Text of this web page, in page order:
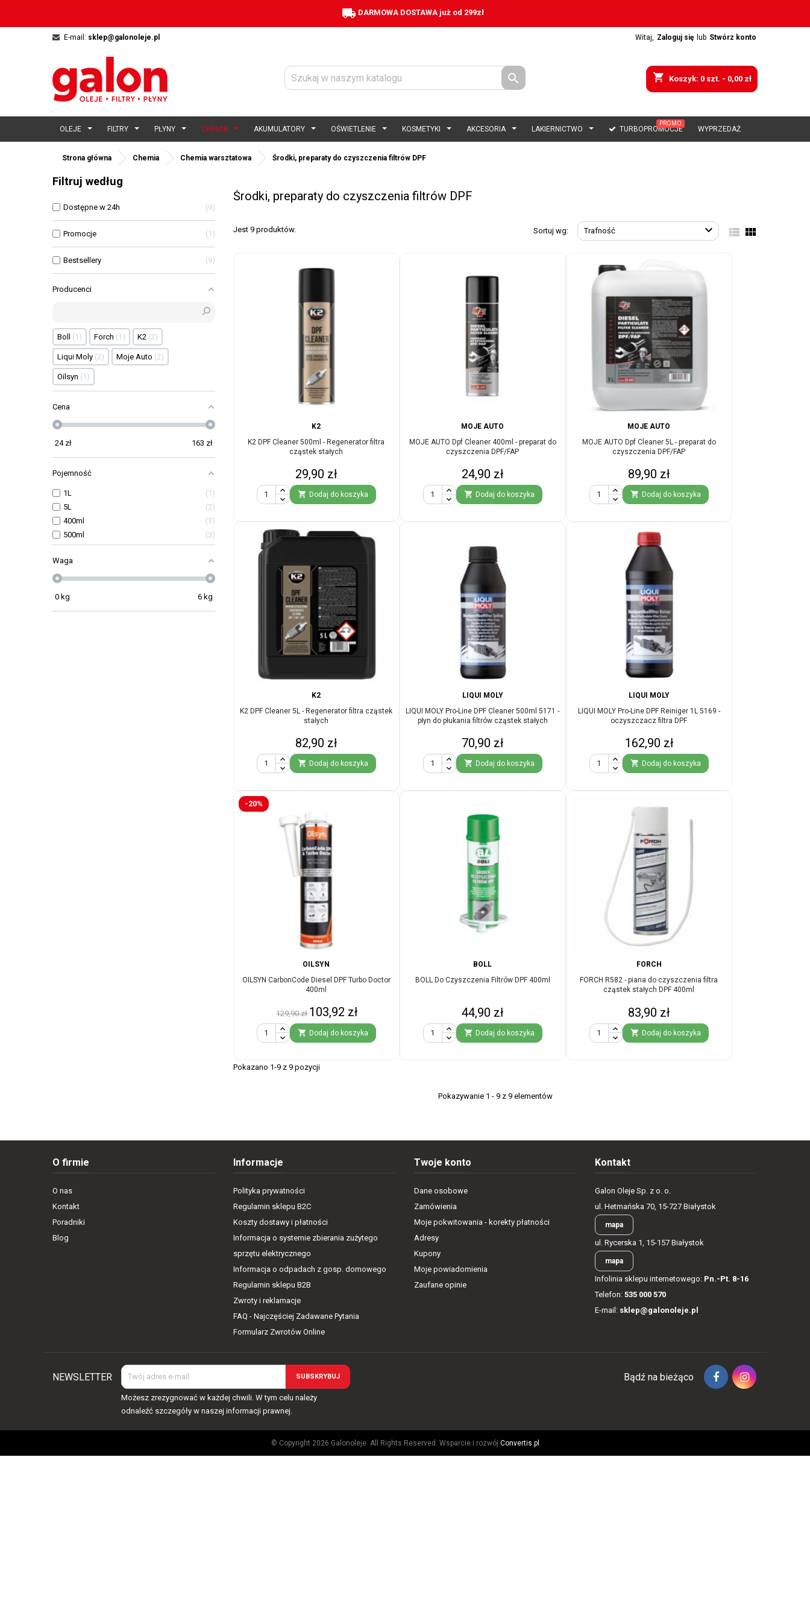
local_shipping DARMOWA DOSTAWA już od 299zł
E-mail: sklep@galonoleje.pl Witaj, Zaloguj się lub Stwórz konto
shopping_cart Koszyk: 0 szt. - 0,00 zł

OLEJE FILTRY PŁYNY CHEMIA AKUMULATORY OŚWIETLENIE KOSMETYKI AKCESORIA LAKIERNICTWO TURBOPROMOCJE
PROMO
WYPRZEDAŻ
Strona główna Chemia Chemia warsztatowa Środki, preparaty do czyszczenia filtrów DPF
Filtruj według
Dostępne w 24h 9
Promocje 1
Bestsellery 9
Producenci
Boll 1 Forch 1 K2 2
Liqui Moly 2 Moje Auto 2
Oilsyn 1
Cena
24zł 163 zł
Pojemność
1L
1
5L
2
400ml
3
500ml
3
Waga
0 kg 6 kg
Środki, preparaty do czyszczenia filtrów DPF
Jest 9 produktów. Sortuj wg: Trafność   
K2
K2 DPF Cleaner 500ml - Regenerator filtra
cząstek stałych
Cena
29,90 zł
 Dodaj do koszyka
MOJE AUTO
MOJE AUTO Dpf Cleaner 400ml - preparat do
czyszczenia DPF/FAP
Cena
24,90 zł
 Dodaj do koszyka
MOJE AUTO
MOJE AUTO Dpf Cleaner 5L - preparat do
czyszczenia DPF/FAP
Cena
89,90 zł
 Dodaj do koszyka
K2
K2 DPF Cleaner 5L - Regenerator filtra cząstek
stałych
Cena
82,90 zł
 Dodaj do koszyka
LIQUI MOLY
LIQUI MOLY Pro-Line DPF Cleaner 500ml 5171 -
płyn do płukania filtrów cząstek stałych
Cena
70,90 zł
 Dodaj do koszyka
LIQUI MOLY
LIQUI MOLY Pro-Line DPF Reiniger 1L 5169 -
oczyszczacz filtra DPF
Cena
162,90 zł
 Dodaj do koszyka
-20%
OILSYN
OILSYN CarbonCode Diesel DPF Turbo Doctor
400ml
Cena
podstawowa
129,90 zł Cena
103,92 zł
 Dodaj do koszyka
BOLL
BOLL Do Czyszczenia Filtrów DPF 400ml
Cena
44,90 zł
 Dodaj do koszyka
FORCH
FORCH R582 - piana do czyszczenia filtra
cząstek stałych DPF 400ml
Cena
83,90 zł
 Dodaj do koszyka
Pokazano 1-9 z 9 pozycji
Pokazywanie 1 - 9 z 9 elementów
O firmie
O nas
Kontakt
Poradniki
Blog
Informacje
Polityka prywatności
Regulamin sklepu B2C
Koszty dostawy i płatności
Informacja o systemie zbierania zużytego
sprzętu elektrycznego
Informacja o odpadach z gosp. domowego
Regulamin sklepu B2B
Zwroty i reklamacje
FAQ - Najczęściej Zadawane Pytania
Formularz Zwrotów Online
Twoje konto
Dane osobowe
Zamówienia
Moje pokwitowania - korekty płatności
Adresy
Kupony
Moje powiadomienia
Zaufane opinie
Kontakt
Galon Oleje Sp. z o. o.
ul. Hetmańska 70, 15-727 Białystok
mapa
ul. Rycerska 1, 15-157 Białystok
mapa
Infolinia sklepu internetowego: Pn.-Pt. 8-16
Telefon: 535 000 570
E-mail: sklep@galonoleje.pl
NEWSLETTER
Możesz zrezygnować w każdej chwili. W tym celu należy
odnaleźć szczegóły w naszej informacji prawnej.
Bądź na bieżąco
© Copyright 2026 Galonoleje. All Rights Reserved. Wsparcie i rozwój Convertis.pl